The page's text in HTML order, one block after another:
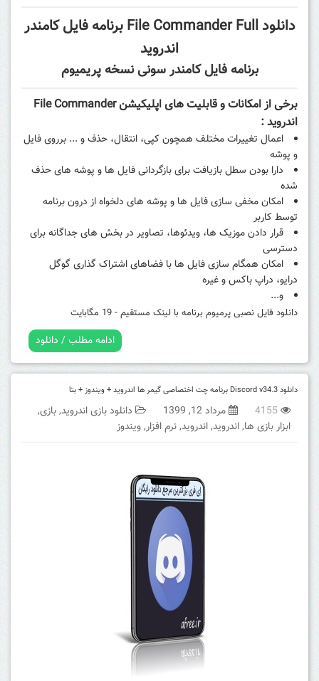
دانلود File Commander Full برنامه فایل کامندر
اندروید
برنامه فایل کامندر سونی نسخه پریمیوم
برخی از امکانات و قابلیت های اپلیکیشن File Commander
اندروید :
اعمال تغییرات مختلف همچون کپی، انتقال، حذف و ... برروی فایل
و پوشه
دارا بودن سطل بازیافت برای بازگردانی فایل ها و پوشه های حذف
شده
امکان مخفی سازی فایل ها و پوشه های دلخواه از درون برنامه
توسط کاربر
قرار دادن موزیک ها، ویدئوها، تصاویر در بخش های جداگانه برای
دسترسی
امکان همگام سازی فایل ها با فضاهای اشتراک گذاری گوگل
درایو، دراپ باکسو غیره
و...
دانلود فایل نصبی پرمیوم برنامه با لینک مستقیم - 19 مگابایت
ادامه مطلب / دانلود
دانلود Discord v34.3 برنامه چت اختصاصی گیمر ها اندروید + ویندوز + بتا
4155 مرداد 12, 1399 دانلود بازی اندروید,بازی,
ابزار بازی ها,اندروید,اندروید,نرم افزار,ویندوز